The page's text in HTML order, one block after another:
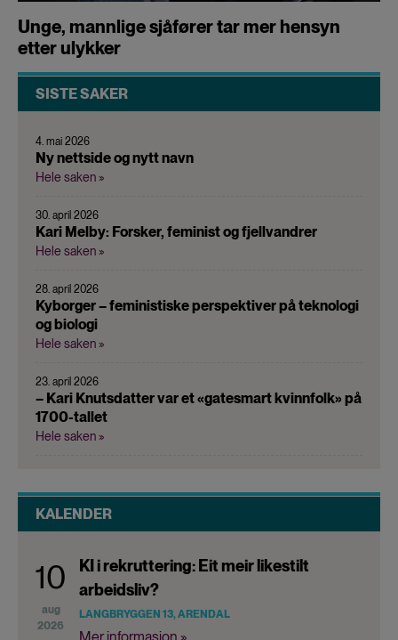
Unge, mannlige sjåfører tar mer hensyn
etter ulykker
SISTE SAKER
4. mai 2026
Ny nettside og nytt navn
Hele saken »
30. april 2026
Kari Melby: Forsker, feminist og fjellvandrer
Hele saken »
28. april 2026
Kyborger – feministiske perspektiver på teknologi
og biologi
Hele saken »
23. april 2026
– Kari Knutsdatter var et «gatesmart kvinnfolk» på
1700-tallet
Hele saken »
KALENDER
10
aug
2026
KI i rekruttering: Eit meir likestilt
arbeidsliv?
LANGBRYGGEN 13, ARENDAL